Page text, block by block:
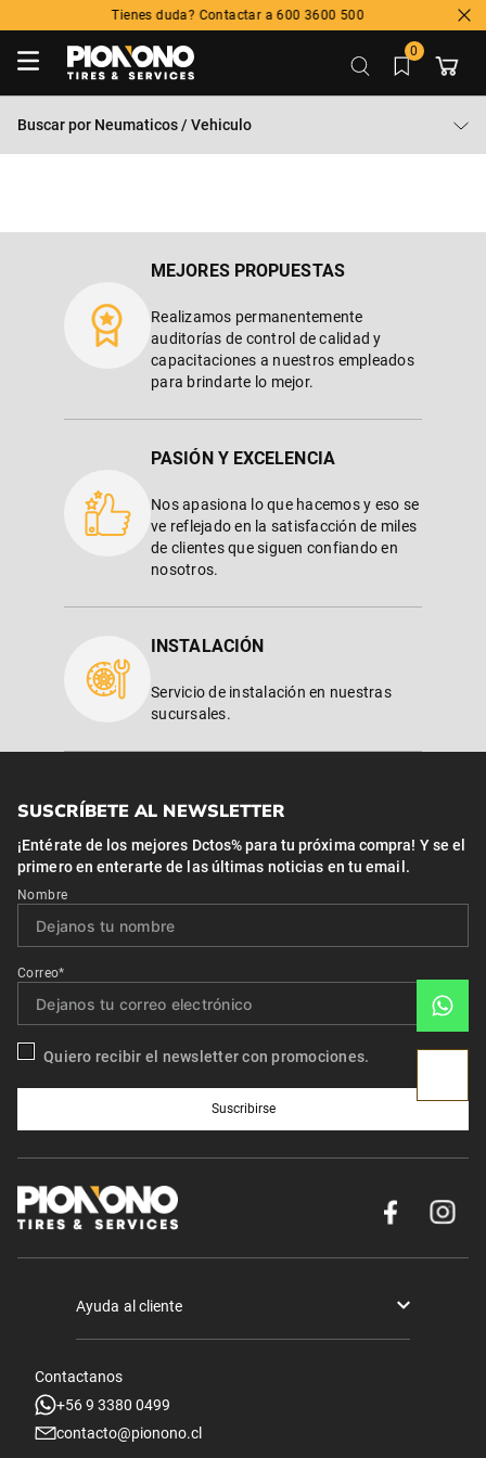
Tienes duda? Contactar a 600 3600 500
0
Buscar por Neumaticos / Vehiculo
MEJORES PROPUESTAS
Realizamos permanentemente
auditorías de control de calidad y
capacitaciones a nuestros empleados
para brindarte lo mejor.
PASIÓN Y EXCELENCIA
Nos apasiona lo que hacemos y eso se
ve reflejado en la satisfacción de miles
de clientes que siguen confiando en
nosotros.
INSTALACIÓN
Servicio de instalación en nuestras
sucursales.
SUSCRÍBETE AL NEWSLETTER
¡Entérate de los mejores Dctos% para tu próxima compra! Y se el
primero en enterarte de las últimas noticias en tu email.
Nombre
Correo*
Quiero recibir el newsletter con promociones.
Suscribirse
Ayuda al cliente
Mis pedidos
Contactanos
+56 9 3380 0499
contacto@pionono.cl